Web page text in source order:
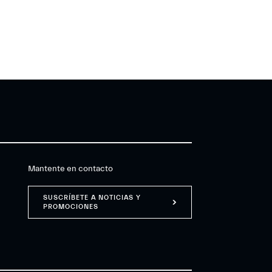
Mantente en contacto
SUSCRÍBETE A NOTICIAS Y
PROMOCIONES